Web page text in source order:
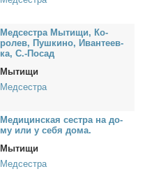
Мед­сест­ра Мы­ти­щи, Ко­
ролев, Пуш­ки­но, Иван­те­ев­
ка, С.-По­сад
Мытищи
Медсестра
Ме­ди­цин­ская сест­ра на до­
му или у се­бя до­ма.
Мытищи
Медсестра